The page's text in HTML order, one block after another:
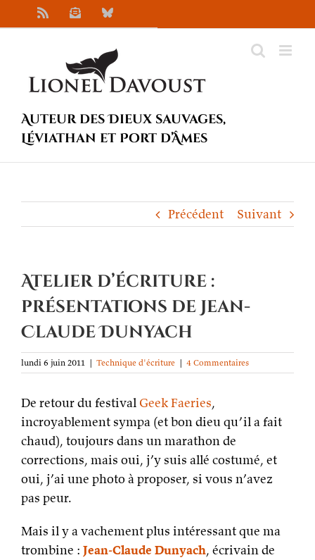
au
NewsletterBluesky
Auteur des Dieux sauvages,
Léviathan et Port d’Âmes
Précédent Suivant
Atelier d’écriture :
présentations de Jean-
Claude Dunyach
lundi 6 juin 2011 | Technique d'écriture | 4 Commentaires
De retour du festival Geek Faeries,
incroyablement sympa (et bon dieu qu’il a fait
chaud), toujours dans un marathon de
corrections, mais oui, j’y suis allé costumé, et
oui, j’ai une photo à proposer, si vous n’avez
pas peur.
Mais il y a vachement plus intéressant que ma
trombine : Jean-Claude Dunyach, écrivain de